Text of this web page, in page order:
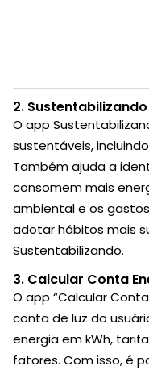
2. Sustentabilizando
O app
sustentáveis,
Também ajuda a
consomem mais
ambiental e os
adotar hábitos mais
Sustentabilizando.
3. Calcular Conta
O app “Calcular
conta de luz do
energia em kWh,
fatores. Com isso, é